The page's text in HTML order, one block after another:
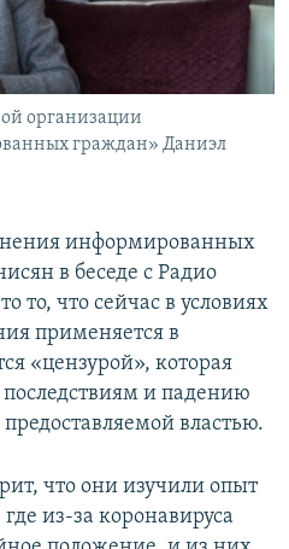
организации
граждан» Даниэл
информированных
в беседе с Радио
то, что сейчас в условиях
применяется в
«цензурой», которая
и падению
властью.
что они изучили опыт
из-за коронавируса